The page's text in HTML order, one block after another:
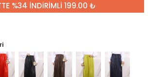
%34 İNDİRİMLİ 199.00 ₺